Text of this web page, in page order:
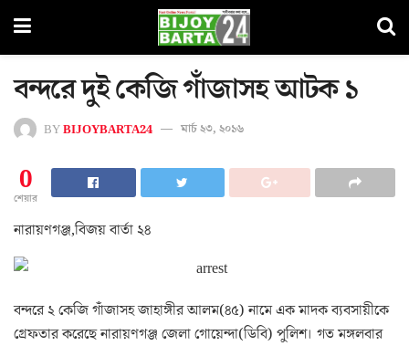
বন্দরে দুই কেজি গাঁজাসহ আটক ১
BYBIJOYBARTA24 মার্চ ২৩, ২০১৬
0
শেয়ার
নারায়ণগঞ্জ,বিজয় বার্তা ২৪
বন্দরে ২ কেজি গাঁজাসহ জাহাঙ্গীর আলম(৪৫) নামে এক মাদক ব্যবসায়ীকে
গ্রেফতার করেছে নারায়ণগঞ্জ জেলা গোয়েন্দা(ডিবি) পুলিশ। গত মঙ্গলবার